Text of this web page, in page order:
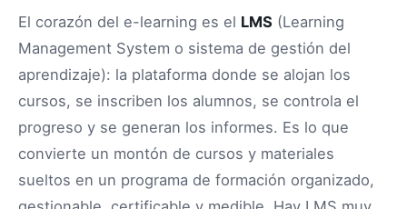
El corazón del e-learning es el LMS (Learning
Management System o sistema de gestión del
aprendizaje): la plataforma donde se alojan los
cursos, se inscriben los alumnos, se controla el
progreso y se generan los informes. Es lo que
convierte un montón de cursos y materiales
sueltos en un programa de formación organizado,